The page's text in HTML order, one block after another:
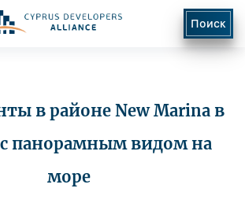
Поиск
в районе New Marina в
с панорамным видом на
море